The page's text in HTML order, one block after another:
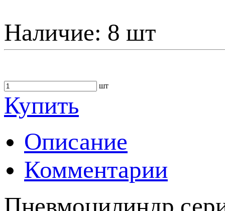
Наличие: 8 шт
шт
Купить
Описание
Комментарии